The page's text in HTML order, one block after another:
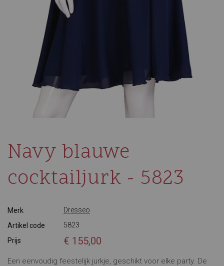
Navy blauwe
cocktailjurk - 5823
Merk
Dresseo
Artikel code
5823
Prijs
€ 155,00
Een eenvoudig feestelijk jurkje, geschikt voor elke party. De